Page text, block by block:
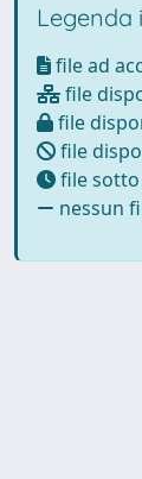
Legenda
file ad
file
file
file
file
nessun